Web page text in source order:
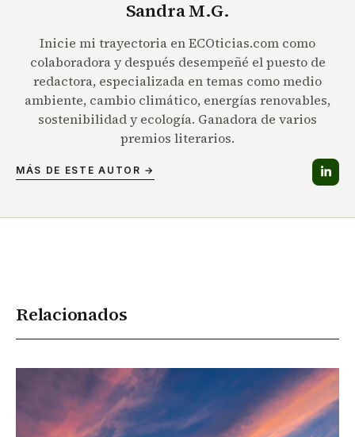
Sandra M.G.
Inicie mi trayectoria en ECOticias.com como
colaboradora y después desempeñé el puesto de
redactora, especializada en temas como medio
ambiente, cambio climático, energías renovables,
sostenibilidad y ecología. Ganadora de varios
premios literarios.
MÁS DE ESTE AUTOR →
Relacionados